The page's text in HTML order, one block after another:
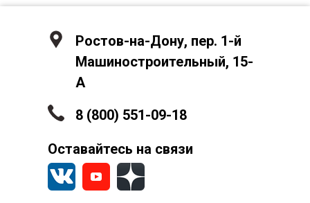
Ростов-на-Дону, пер. 1-й
Машиностроительный, 15-
А
8 (800) 551-09-18
Оставайтесь на связи